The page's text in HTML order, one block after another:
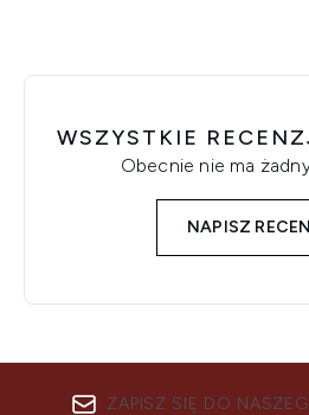
WSZYSTKIE
Obecnie nie ma
NAPISZ
ZAPISZ SIĘ DO